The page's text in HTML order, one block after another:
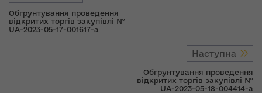
Обгрунтування проведення
відкритих торгів закупівлі №
UA-2023-05-17-001617-a
Наступна
Обгрунтування проведення
відкритих торгів закупівлі №
UA-2023-05-18-004414-a